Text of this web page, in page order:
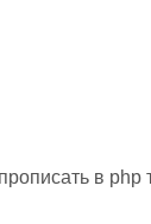
в php